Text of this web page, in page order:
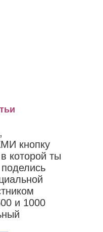
кнопку
которой ты
и 1000